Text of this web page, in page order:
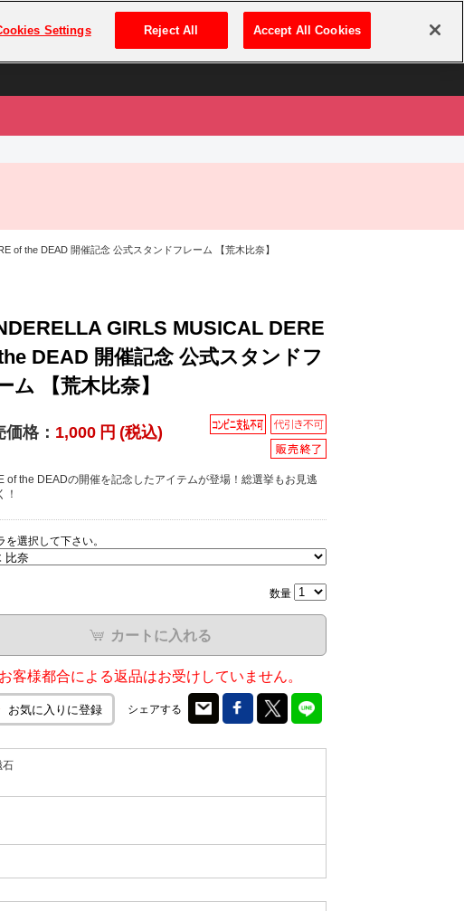
ム会員とは ログイン・新規登録
ル同好会
of the DEAD 開催記念 公式スタンドフレーム 【荒木比奈】
GIRLS MUSICAL DERE
DEAD 開催記念 公式スタンドフ
ム 【荒木比奈】
価格： 1,000 円 (税込)
of the DEADの開催を記念したアイテムが登場！総選挙もお見逃
！
を選択して下さい。
数量
カートに入れる
お客様都合による返品はお受けしていません。
お気に入りに登録 シェアする
石
Settings Reject All Accept All Cookies